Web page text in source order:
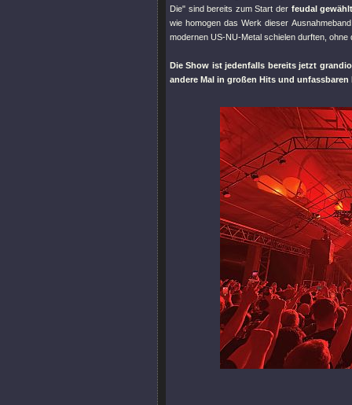
Die" sind bereits zum Start der feudal
wie homogen das Werk dieser
modernen US-NU-Metal schielen durften, ohne
Die Show ist jedenfalls bereits jetzt
andere Mal in großen Hits und unfassbaren